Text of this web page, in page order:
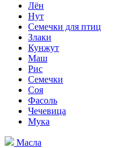
Лён
Нут
Семечки для птиц
Злаки
Кунжут
Маш
Рис
Семечки
Соя
Фасоль
Чечевица
Мука
Масла